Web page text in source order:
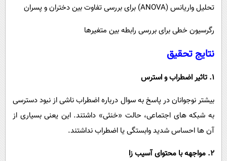
تحلیل واریانس (ANOVA) برای بررسی تفاوت بین دختران و پسران
رگرسیون خطی برای بررسی رابطه بین متغیرها
نتایج تحقیق
1. تاثیر اضطراب و استرس
بیشتر نوجوانان در پاسخ به سوال درباره اضطراب ناشی از نبود دسترسی
به شبکه ‌های اجتماعی، حالت «خنثی» داشتند. این یعنی بسیاری از
آن‌ ها احساس شدید وابستگی یا اضطراب نداشتند.
2. مواجهه با محتوای آسیب ‌زا